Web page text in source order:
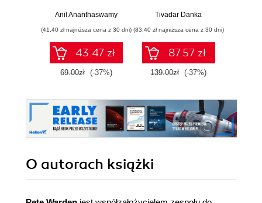
współczesnej
inteligencji
Anil Ananthaswamy
(41,40 zł najniższa cena z 30 dni)
43.47 zł
69.00zł (-37%)
liniową, rachunek
całkowy oraz
rachunek
prawdopodobieństwa
Tivadar Danka
(83,40 zł najniższa cena z 30 dni)
87.57 zł
139.00zł (-37%)
O autorach książki